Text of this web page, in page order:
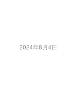
2024年8月4日